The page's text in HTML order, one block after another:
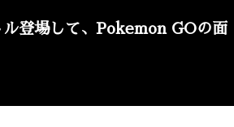
ル登場して、Pokemon GOの面